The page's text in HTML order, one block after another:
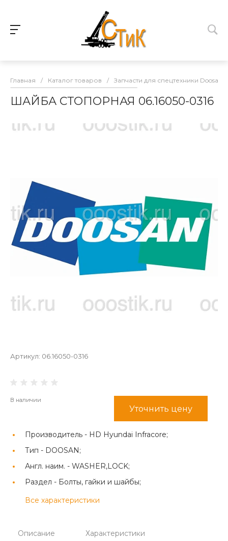
Главная / Каталог товаров / Запчасти для спецтехники Doosan
ШАЙБА СТОПОРНАЯ 06.16050-0316
Артикул: 06.16050-0316
В наличии
Уточнить цену
Производитель - HD Hyundai Infracore;
Тип - DOOSAN;
Англ. наим. - WASHER,LOCK;
Раздел - Болты, гайки и шайбы;
Все характеристики
Описание Характеристики